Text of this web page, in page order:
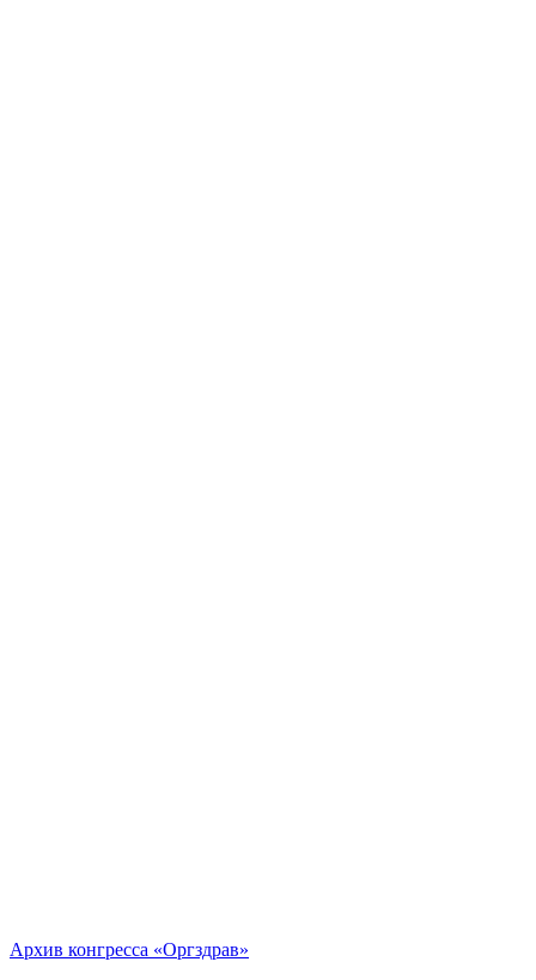
Архив конгресса «Оргздрав»